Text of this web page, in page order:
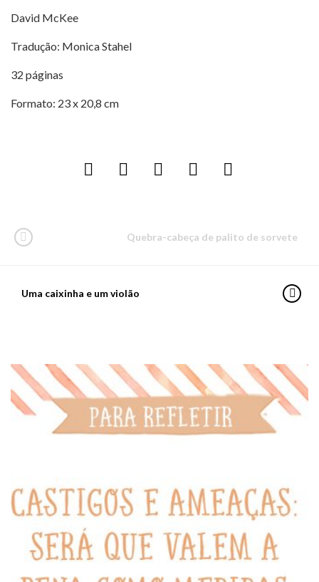
David McKee
Tradução: Monica Stahel
32 páginas
Formato: 23 x 20,8 cm
Quebra-cabeça de palito de sorvete
Uma caixinha e um violão